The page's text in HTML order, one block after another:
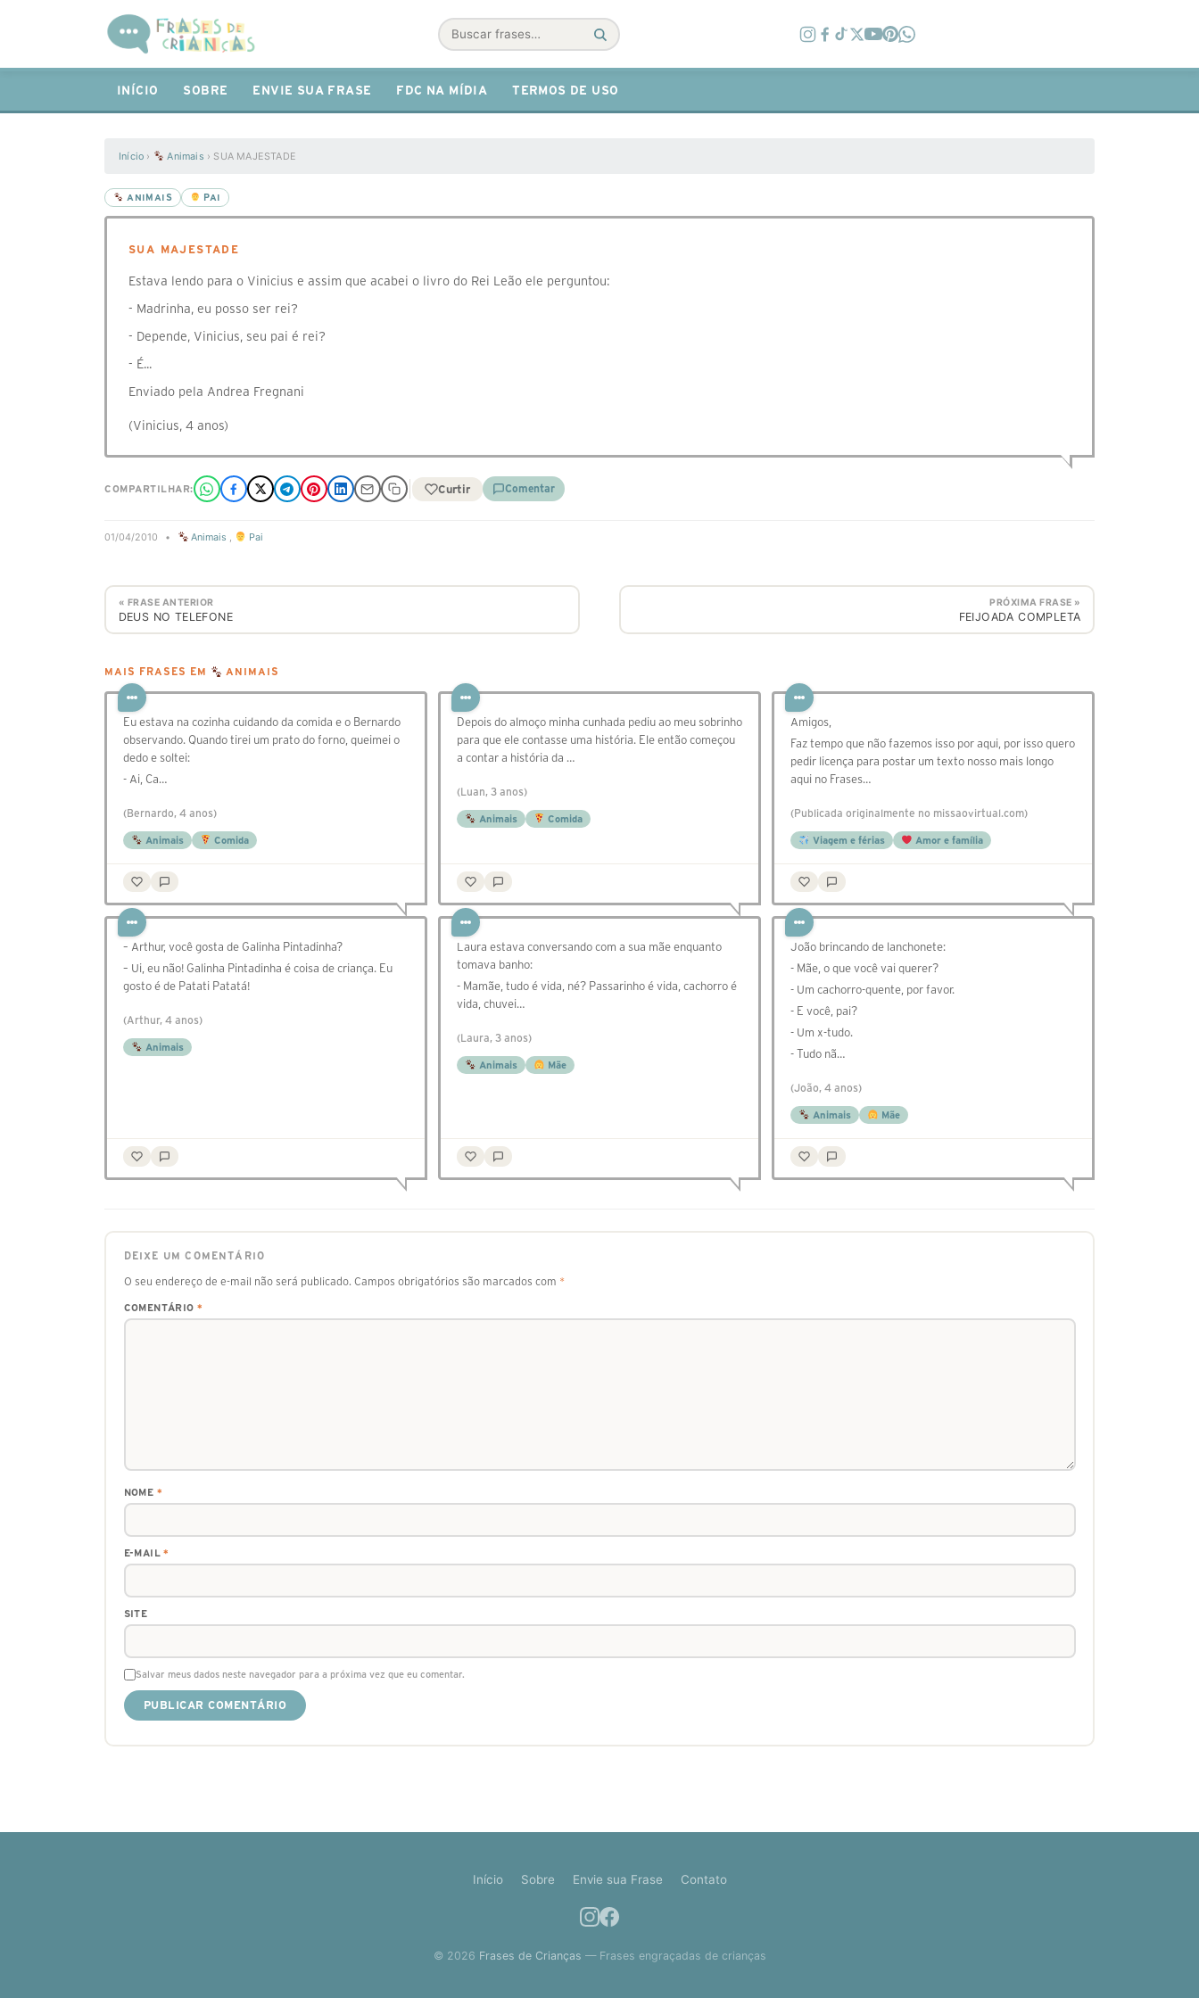
Buscar
INÍCIO SOBRE ENVIE SUA FRASE FDC NA MÍDIA TERMOS DE USO
Início › Animais › SUA MAJESTADE
ANIMAIS PAI
SUA MAJESTADE
Estava lendo para o Vinicius e assim que acabei o livro do Rei Leão ele perguntou:
- Madrinha, eu posso ser rei?
- Depende, Vinicius, seu pai é rei?
- É...
Enviado pela Andrea Fregnani
(Vinicius, 4 anos)
COMPARTILHAR: Curtir Comentar
01/04/2010 • Animais , Pai
« FRASE ANTERIOR
DEUS NO TELEFONE
PRÓXIMA FRASE »
FEIJOADA COMPLETA
MAIS FRASES EM ANIMAIS
Eu estava na cozinha cuidando da comida e o Bernardo
observando. Quando tirei um prato do forno, queimei o
dedo e soltei:
- Ai, Ca…
(Bernardo, 4 anos)
Animais Comida
Depois do almoço minha cunhada pediu ao meu sobrinho
para que ele contasse uma história. Ele então começou
a contar a história da …
(Luan, 3 anos)
Animais Comida
Amigos,
Faz tempo que não fazemos isso por aqui, por isso quero
pedir licença para postar um texto nosso mais longo
aqui no Frases…
(Publicada originalmente no missaovirtual.com)
Viagem e férias Amor e família
– Arthur, você gosta de Galinha Pintadinha?
– Ui, eu não! Galinha Pintadinha é coisa de criança. Eu
gosto é de Patati Patatá!
(Arthur, 4 anos)
Animais
Laura estava conversando com a sua mãe enquanto
tomava banho:
- Mamãe, tudo é vida, né? Passarinho é vida, cachorro é
vida, chuvei…
(Laura, 3 anos)
Animais Mãe
João brincando de lanchonete:
- Mãe, o que você vai querer?
- Um cachorro-quente, por favor.
- E você, pai?
- Um x-tudo.
- Tudo nã…
(João, 4 anos)
Animais Mãe
DEIXE UM COMENTÁRIO
O seu endereço de e-mail não será publicado. Campos obrigatórios são marcados com *
COMENTÁRIO *
NOME *
E-MAIL*
SITE
Salvar meus dados neste navegador para a próxima vez que eu comentar.
Início Sobre Envie sua Frase Contato
© 2026 Frases de Crianças — Frases engraçadas de crianças